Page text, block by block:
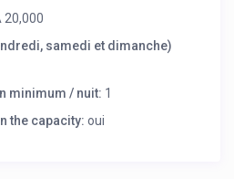
20,000
samedi et dimanche)
minimum / nuit: 1
the capacity:oui